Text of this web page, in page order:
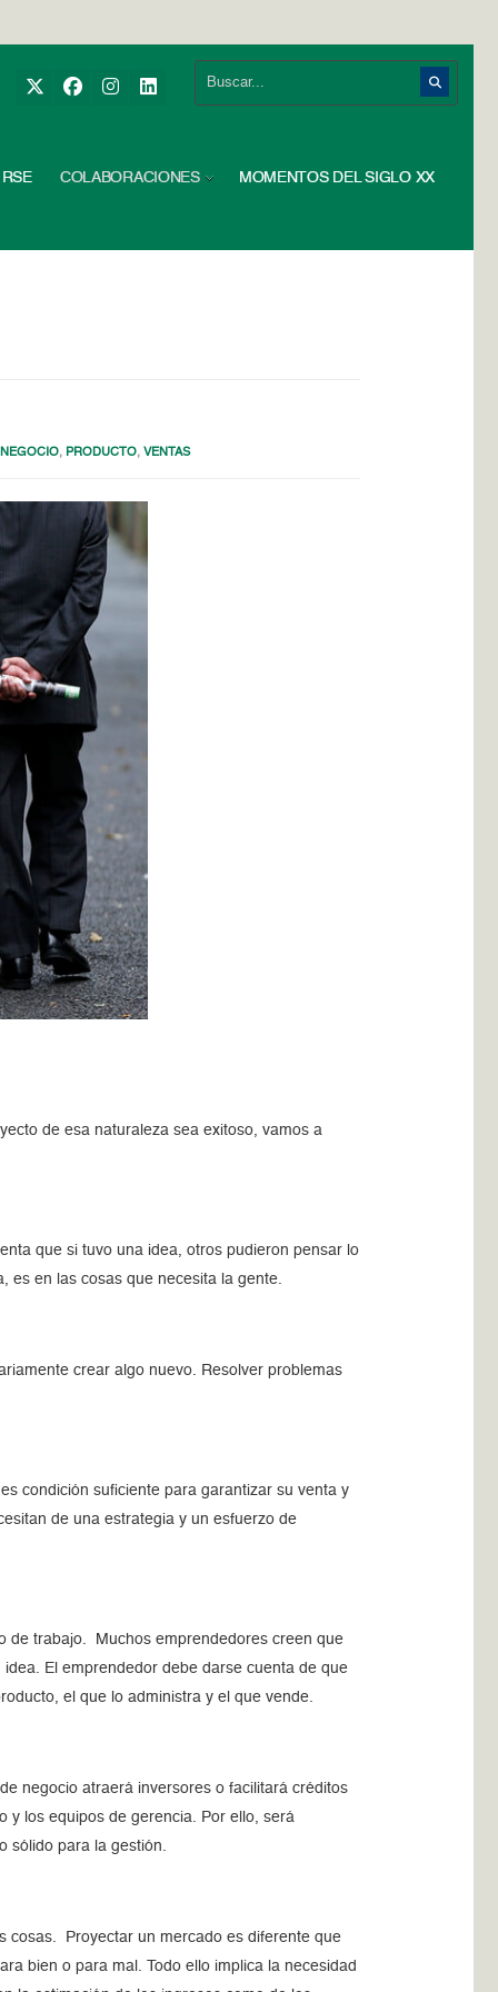
RSE COLABORACIONES MOMENTOS DEL SIGLO XX
, PRODUCTO,VENTAS
de esa naturaleza sea exitoso, vamos a
que si tuvo una idea, otros pudieron pensar lo
es en las cosas que necesita la gente.
crear algo nuevo. Resolver problemas
condición suficiente para garantizar su venta y
de una estrategia y un esfuerzo de
de trabajo. Muchos emprendedores creen que
El emprendedor debe darse cuenta de que
el que lo administra y el que vende.
negocio atraerá inversores o facilitará créditos
y los equipos de gerencia. Por ello, será
sólido para la gestión.
cosas. Proyectar un mercado es diferente que
bien o para mal. Todo ello implica la necesidad